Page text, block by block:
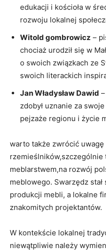
edukacji i kościoła w
rozwoju lokalnej
Witold gombrowicz –
chociaż urodził się w
o swoich związkach ze
swoich literackich
Jan Władysław Dawid
zdobył uznanie za
pejzaże regionu i życie
warto także zwrócić uwagę
rzemieślników,szczególnie
meblarstwem,na rozwój
meblowego. Swarzędz
produkcji mebli, a lokalne
znakomitych projektantów.
W kontekście lokalnej
niewątpliwie należy